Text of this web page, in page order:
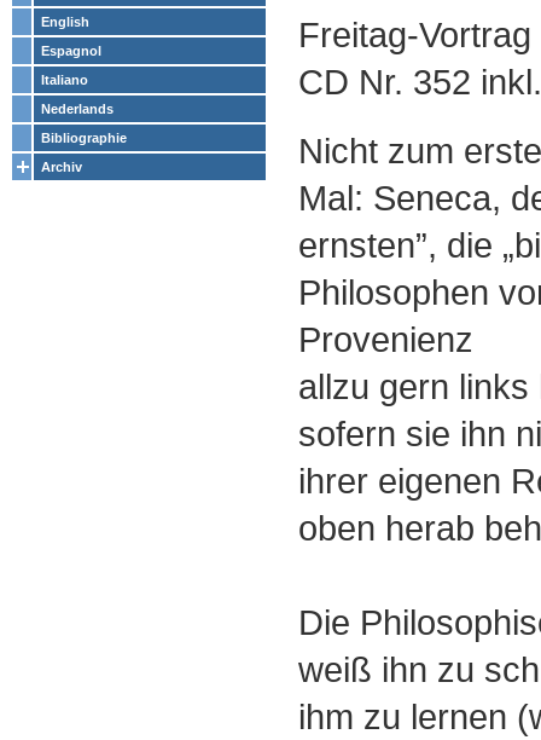
English
Espagnol
Italiano
Nederlands
Bibliographie
Archiv
Freitag-
CD Nr. 352
Nicht zum
Mal: Seneca,
ernsten”, die
Philosophen
Provenienz
allzu gern
sofern sie ihn
ihrer eigenen
oben herab
Die
weiß ihn zu
ihm zu lernen